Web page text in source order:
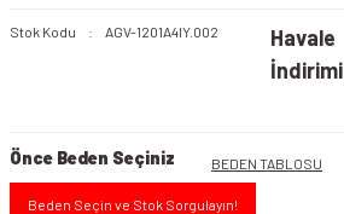
Stok Kodu AGV-1201A4IY.002
Havale
İndirimi
Önce Beden Seçiniz BEDEN TABLOSU
Beden Seçin ve Stok Sorgulayın!